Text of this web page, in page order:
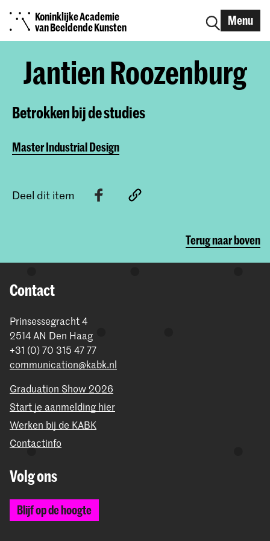
Koninklijke Academie
van Beeldende Kunsten
Menu
Jantien Roozenburg
Betrokken bij de studies
Master Industrial Design
Deel dit item
Terug naar boven
Contact
Prinsessegracht 4
2514 AN Den Haag
+31 (0) 70 315 47 77
communication@kabk.nl
Graduation Show 2026
Start je aanmelding hier
Werken bij de KABK
Contactinfo
Volg ons
Blijf op de hoogte